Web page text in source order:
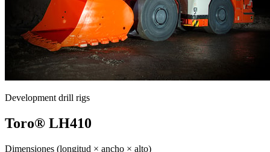
Development drill rigs
Toro® LH410
Dimensiones (longitud × ancho × alto)